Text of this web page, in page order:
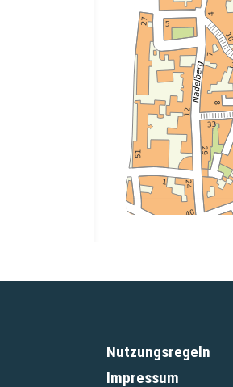
Nutzungsregeln
Impressum